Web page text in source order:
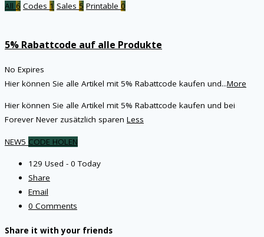
All 6 Codes 1 Sales 5 Printable 0
5% Rabattcode auf alle Produkte
No Expires
Hier können Sie alle Artikel mit 5% Rabattcode kaufen und...More
Hier können Sie alle Artikel mit 5% Rabattcode kaufen und bei
Forever Never zusätzlich sparen Less
NEW5 CODE HOLEN
129 Used - 0 Today
Share
Email
0 Comments
Share it with your friends